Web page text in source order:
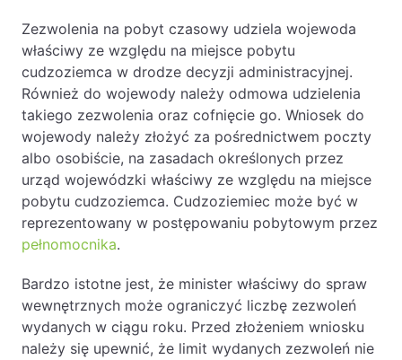
Zezwolenia na pobyt czasowy udziela wojewoda
właściwy ze względu na miejsce pobytu
cudzoziemca w drodze decyzji administracyjnej.
Również do wojewody należy odmowa udzielenia
takiego zezwolenia oraz cofnięcie go. Wniosek do
wojewody należy złożyć za pośrednictwem poczty
albo osobiście, na zasadach określonych przez
urząd wojewódzki właściwy ze względu na miejsce
pobytu cudzoziemca. Cudzoziemiec może być w
reprezentowany w postępowaniu pobytowym przez
pełnomocnika.
Bardzo istotne jest, że minister właściwy do spraw
wewnętrznych może ograniczyć liczbę zezwoleń
wydanych w ciągu roku. Przed złożeniem wniosku
należy się upewnić, że limit wydanych zezwoleń nie